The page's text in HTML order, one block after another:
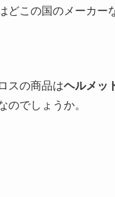
どこの国のメーカー
スの商品はヘルメッ
のでしょうか。